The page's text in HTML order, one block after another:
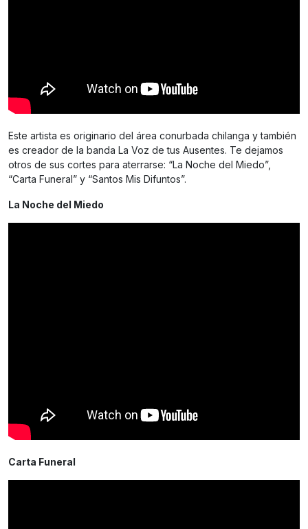
Este artista es originario del área conurbada chilanga y también
es creador de la banda La Voz de tus Ausentes. Te dejamos
otros de sus cortes para aterrarse: “La Noche del Miedo”,
“Carta Funeral” y “Santos Mis Difuntos”.
La Noche del Miedo
Carta Funeral